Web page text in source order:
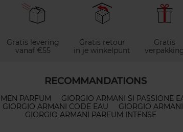
Gratis levering
vanaf €55
Gratis retour
in je winkelpunt
Gratis
verpakking
RECOMMANDATIONS
PARFUM GIORGIO ARMANI SI PASSIONE
GIORGIO ARMANI CODE EAU GIORGIO
GIORGIO ARMANI PARFUM INTENSE